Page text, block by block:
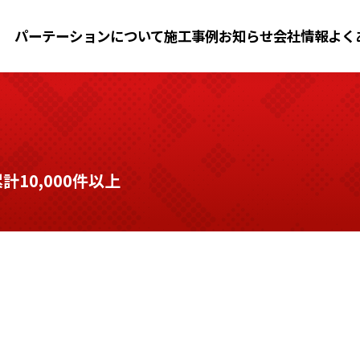
パーテーションについて施工事例お知らせ会社情報よく
10,000件以上